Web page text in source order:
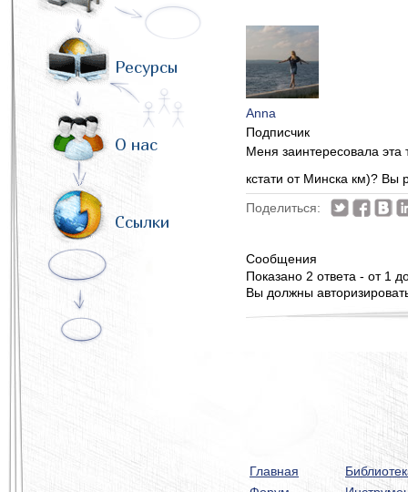
Ресурсы
О нас
Ссылки
Anna
Подписчик
Меня заинтересовала эта
кстати от Минска км)? Вы
Поделиться:
Сообщения
Показано 2 ответа - от 1
Вы должны
Главная